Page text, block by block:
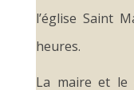
l’église Saint
heures.
La maire et le